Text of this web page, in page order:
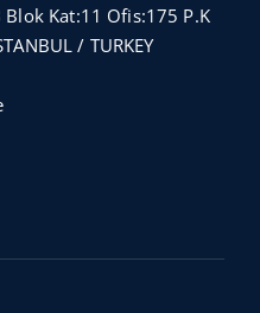
Kat:11 Ofis:175 P.K
/ TURKEY